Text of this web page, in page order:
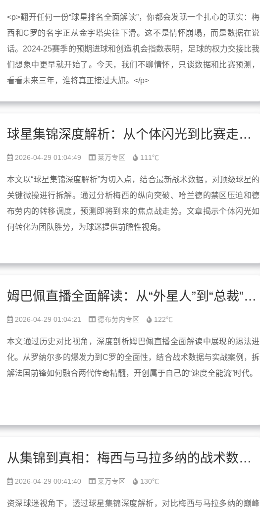
<p>翻开任何一份“球星排名全面解读”，你都会发现一个扎心的现实：梅
西和C罗的名字正从金字塔尖往下滑。这不是情怀崩塌，而是数据在说
话。2024-25赛季的预期进球和创造机会指数表明，足球的权力交接比我
们想象中更早就开始了。今天，我们不聊情怀，只谈数据和比赛预测，
看看未来三年，谁将真正接过大旗。</p>
球星集锦深度解析：从个体闪光到比赛走势的战术推演
2026-04-29 01:04:49 莱万专区 111℃
本文以“球星集锦深度解析”为切入点，结合最新战术数据，对顶级球星的
关键微操进行拆解。通过分析梅西的纵向突破、哈兰德的禁区压迫和德
布劳内的转移调度，预测即将到来的焦点战走势。文章揭示个体闪光如
何转化为团队胜势，为球迷提供前瞻性视角。
姆巴佩直播全面解读：从“外星人”到“总裁”的进化论
2026-04-29 01:04:21 德布劳内专区 122℃
本文通过历史对比视角，深度剖析姆巴佩直播全面解读中展现的踢法进
化。从罗纳尔多的爆发力到C罗的全面性，结合战术数据与实战案例，拆
解法国前锋如何融合两代传奇精髓，开创属于自己的“速度全能流”时代。
从集锦到真相：梅西与马拉多纳的战术数据对照
2026-04-29 00:41:40 莱万专区 130℃
资深球迷视角下，透过球星集锦深度解析，对比梅西与马拉多纳的巅峰